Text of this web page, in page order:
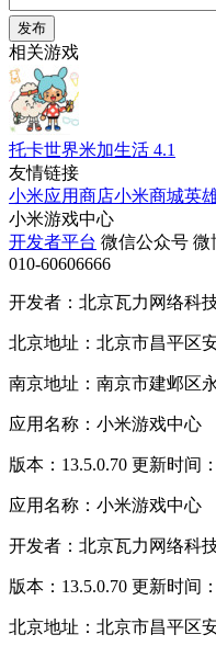
发布
相关游戏
托卡世界米加生活 4.1
友情链接
小米应用商店小米商城英
小米游戏中心
开发者平台 微信公众号 微
010-60606666
开发者：北京瓦力网络科
北京地址：北京市昌平区
南京地址：南京市建邺区
应用名称：小米游戏中心
版本：13.5.0.70 更新时间
应用名称：小米游戏中心
开发者：北京瓦力网络科
版本：13.5.0.70 更新时间
北京地址：北京市昌平区